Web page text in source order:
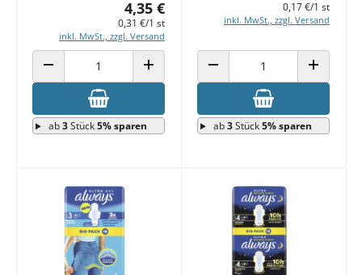
4,35 €
0,31 €/1 st
inkl. MwSt., zzgl. Versand
ANZAHL VERRINGERN ANZAHL ERHÖHEN
ab3Stück5% sparen
0,17 €/1 st
inkl. MwSt., zzgl. Versand
ANZAHL VERRINGERN ANZAHL
ab3Stück5% sparen